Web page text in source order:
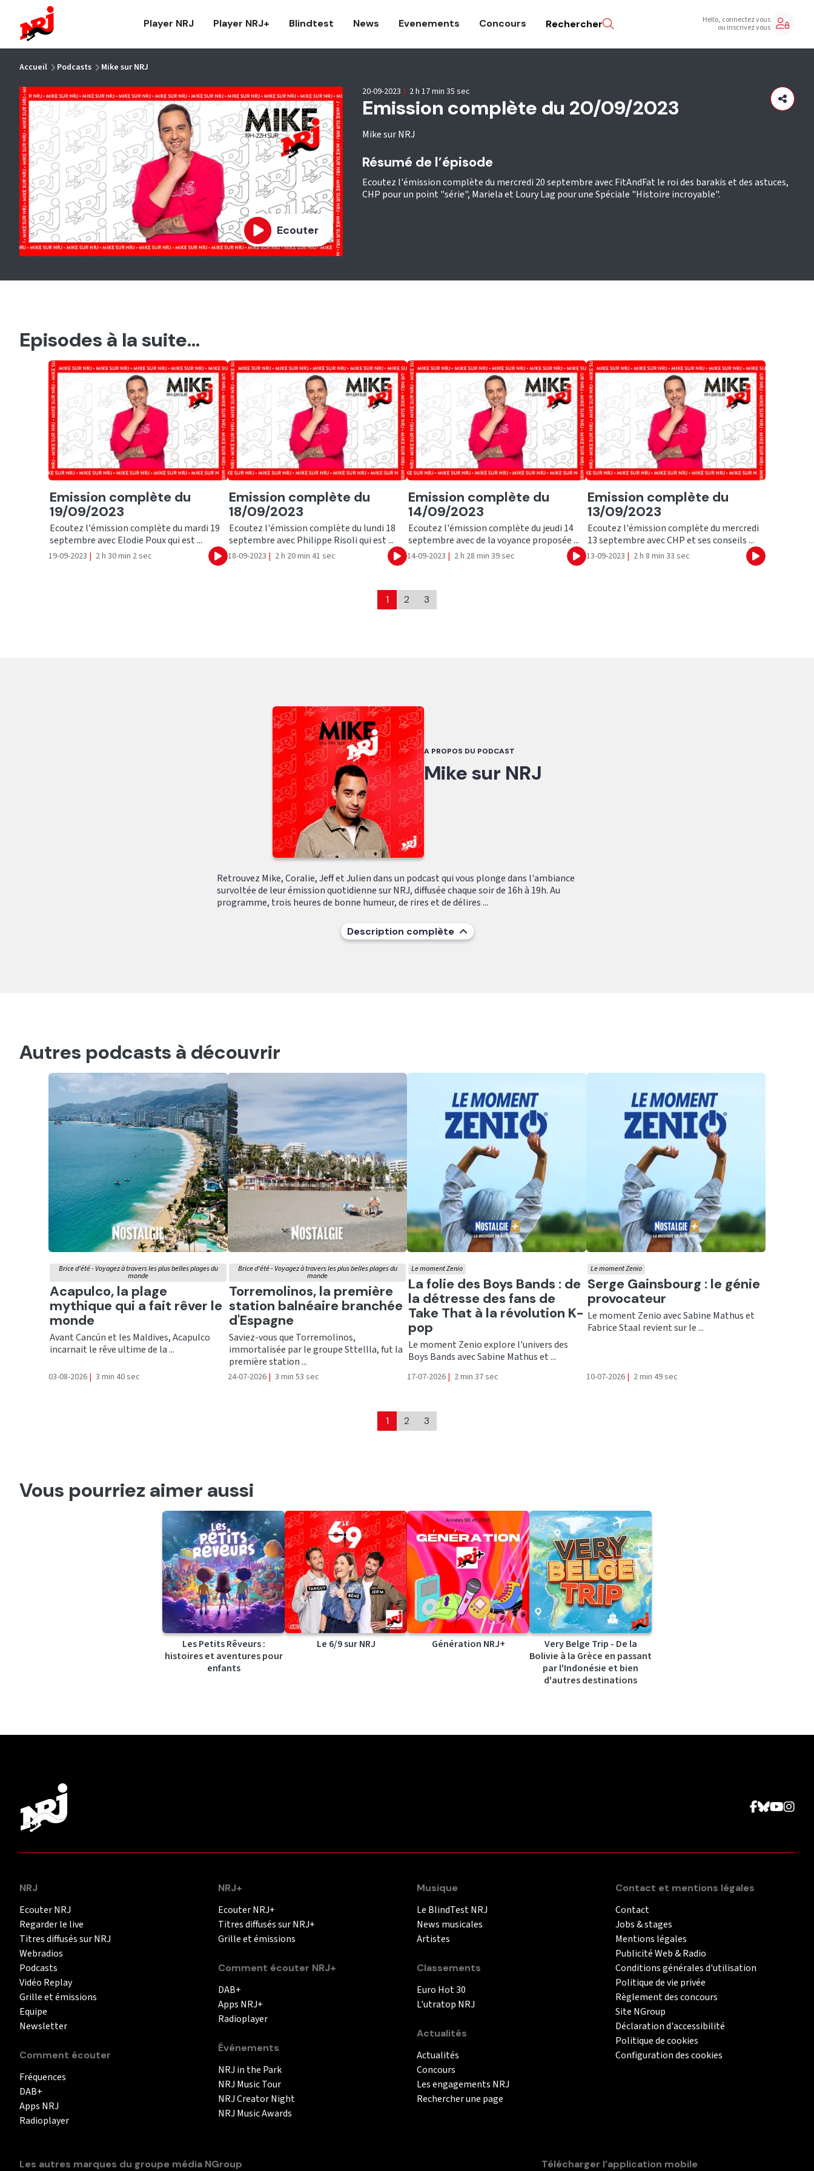
Player NRJ Player NRJ+ Blindtest News Evenements Concours Rechercher Hello, connectez vous
ou inscrivez vous
Accueil Podcasts Mike sur NRJ
Ecouter
Emission complète du 20/09/2023
Mike sur NRJ
20-09-2023 | 2 h 17 min 35 sec
Résumé de l’épisode
Ecoutez l'émission complète du mercredi 20 septembre avec FitAndFat le roi des barakis et des astuces,
CHP pour un point "série", Mariela et Loury Lag pour une Spéciale "Histoire incroyable".
Episodes à la suite...
Ecouter
Emission complète du
19/09/2023
Ecoutez l'émission complète du mardi 19
septembre avec Elodie Poux qui est ...
19-09-2023 | 2 h 30 min 2 sec Ecouter
Ecouter
Emission complète du
18/09/2023
Ecoutez l'émission complète du lundi 18
septembre avec Philippe Risoli qui est ...
18-09-2023 | 2 h 20 min 41 sec Ecouter
Ecouter
Emission complète du
14/09/2023
Ecoutez l'émission complète du jeudi 14
septembre avec de la voyance proposée ...
14-09-2023 | 2 h 28 min 39 sec Ecouter
Ecouter
Emission complète du
13/09/2023
Ecoutez l'émission complète du mercredi
13 septembre avec CHP et ses conseils ...
13-09-2023 | 2 h 8 min 33 sec Ecouter
1 2 3
A PROPOS DU PODCAST
Mike sur NRJ
Retrouvez Mike, Coralie, Jeff et Julien dans un podcast qui vous plonge dans l'ambiance
survoltée de leur émission quotidienne sur NRJ, diffusée chaque soir de 16h à 19h. Au
programme, trois heures de bonne humeur, de rires et de délires ...
Description complète
Autres podcasts à découvrir
Ecouter
Acapulco, la plage
mythique qui a fait rêver le
monde
Brice d'été - Voyagez à travers les plus belles plages du
monde
Avant Cancún et les Maldives, Acapulco
incarnait le rêve ultime de la ...
03-08-2026 | 3 min 40 sec
Ecouter
Torremolinos, la première
station balnéaire branchée
d'Espagne
Brice d'été - Voyagez à travers les plus belles plages du
monde
Saviez-vous que Torremolinos,
immortalisée par le groupe Sttellla, fut la
première station ...
24-07-2026 | 3 min 53 sec
Ecouter
La folie des Boys Bands : de
la détresse des fans de
Take That à la révolution K-
pop
Le moment Zenio
Le moment Zenio explore l'univers des
Boys Bands avec Sabine Mathus et ...
17-07-2026 | 2 min 37 sec
Ecouter
Serge Gainsbourg : le génie
provocateur
Le moment Zenio
Le moment Zenio avec Sabine Mathus et
Fabrice Staal revient sur le ...
10-07-2026 | 2 min 49 sec
1 2 3
Vous pourriez aimer aussi
Les Petits Rêveurs :
histoires et aventures pour
enfants
Le 6/9 sur NRJ Génération NRJ+
Very Belge Trip - De la
Bolivie à la Grèce en passant
par l'Indonésie et bien
d'autres destinations
NRJ
Ecouter NRJ
Regarder le live
Titres diffusés sur NRJ
Webradios
Podcasts
Vidéo Replay
Grille et émissions
Equipe
Newsletter
Comment écouter
Fréquences
DAB+
Apps NRJ
Radioplayer
NRJ+
Ecouter NRJ+
Titres diffusés sur NRJ+
Grille et émissions
Comment écouter NRJ+
DAB+
Apps NRJ+
Radioplayer
Événements
NRJ in the Park
NRJ Music Tour
NRJ Creator Night
NRJ Music Awards
Musique
Le BlindTest NRJ
News musicales
Artistes
Classements
Euro Hot 30
L'utratop NRJ
Actualités
Actualités
Concours
Les engagements NRJ
Rechercher une page
Contact et mentions légales
Contact
Jobs & stages
Mentions légales
Publicité Web & Radio
Conditions générales d'utilisation
Politique de vie privée
Règlement des concours
Site NGroup
Déclaration d'accessibilité
Politique de cookies
Configuration des cookies
Les autres marques du groupe média NGroup Télécharger l’application mobile